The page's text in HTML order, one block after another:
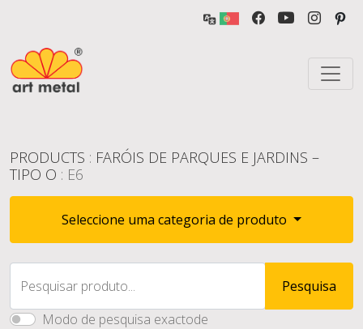
PRODUCTS : FARÓIS DE PARQUES E JARDINS –
TIPO O : E6
Seleccione uma categoria de produto
Pesquisar produto...
Pesquisa
Modo de pesquisa exactode